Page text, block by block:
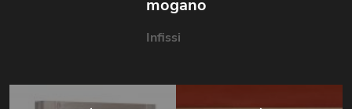
mogano
Infissi